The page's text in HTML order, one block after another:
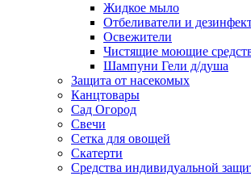
Жидкое мыло
Отбеливатели и
Освежители
Чистящие моющие
Шампуни Гели д/душа
Защита от насекомых
Канцтовары
Сад Огород
Свечи
Сетка для овощей
Скатерти
Средства индивидуальной